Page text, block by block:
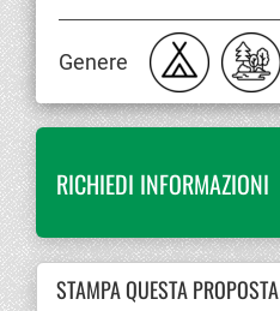
Genere
RICHIEDI INFORMAZIONI
STAMPA QUESTA PROPOSTA